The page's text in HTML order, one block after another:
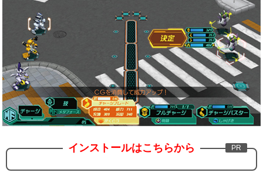
インストールはこちらから